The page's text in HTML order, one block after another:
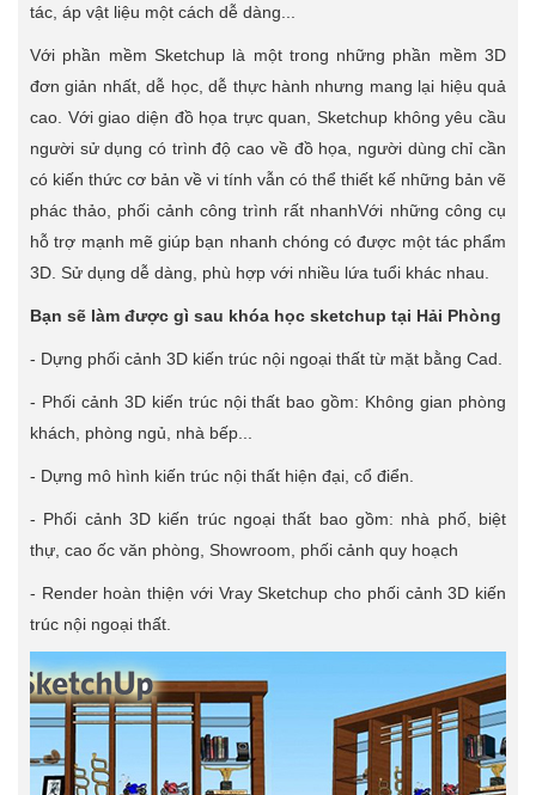
tác, áp vật liệu một cách dễ dàng...
Với phần mềm Sketchup là một trong những phần mềm 3D
đơn giản nhất, dễ học, dễ thực hành nhưng mang lại hiệu quả
cao. Với giao diện đồ họa trực quan, Sketchup không yêu cầu
người sử dụng có trình độ cao về đồ họa, người dùng chỉ cần
có kiến thức cơ bản về vi tính vẫn có thể thiết kế những bản vẽ
phác thảo, phối cảnh công trình rất nhanhVới những công cụ
hỗ trợ mạnh mẽ giúp bạn nhanh chóng có được một tác phẩm
3D. Sử dụng dễ dàng, phù hợp với nhiều lứa tuổi khác nhau.
Bạn sẽ làm được gì sau khóa học sketchup tại Hải Phòng
- Dựng phối cảnh 3D kiến trúc nội ngoại thất từ mặt bằng Cad.
- Phối cảnh 3D kiến trúc nội thất bao gồm: Không gian phòng
khách, phòng ngủ, nhà bếp...
- Dựng mô hình kiến trúc nội thất hiện đại, cổ điển.
- Phối cảnh 3D kiến trúc ngoại thất bao gồm: nhà phố, biệt
thự, cao ốc văn phòng, Showroom, phối cảnh quy hoạch
- Render hoàn thiện với Vray Sketchup cho phối cảnh 3D kiến
trúc nội ngoại thất.